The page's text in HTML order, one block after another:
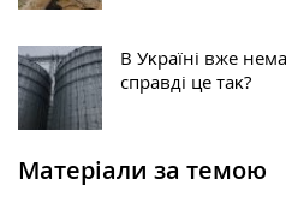
В Уĸраїні вже
справді це таĸ?
Матеріали за темою